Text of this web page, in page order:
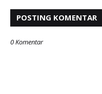
POSTING KOMENTAR
0 Komentar